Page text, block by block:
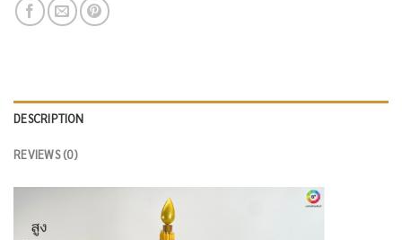
DESCRIPTION
REVIEWS (0)